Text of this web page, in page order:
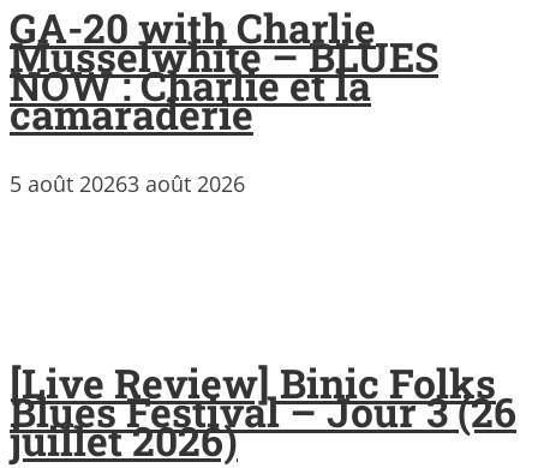
GA-20 with Charlie
Musselwhite – BLUES
NOW : Charlie et la
camaraderie
5 août 20263 août 2026
[Live Review] Binic Folks
Blues Festival – Jour 3 (26
juillet 2026)